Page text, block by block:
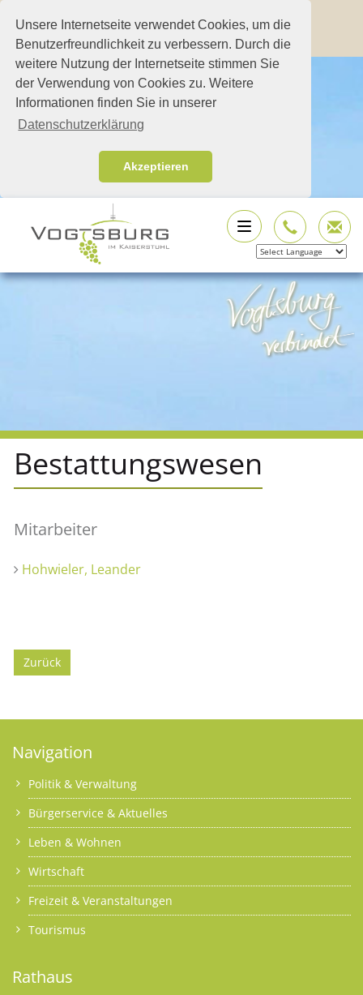
Unsere Internetseite verwendet Cookies, um die
Benutzerfreundlichkeit zu verbessern. Durch die
weitere Nutzung der Internetseite stimmen Sie
der Verwendung von Cookies zu. Weitere
Informationen finden Sie in unserer
Datenschutzerklärung
Akzeptieren
Bestattungswesen
Mitarbeiter
Hohwieler, Leander
Zurück
Navigation
Politik & Verwaltung
Bürgerservice & Aktuelles
Leben & Wohnen
Wirtschaft
Freizeit & Veranstaltungen
Tourismus
Rathaus